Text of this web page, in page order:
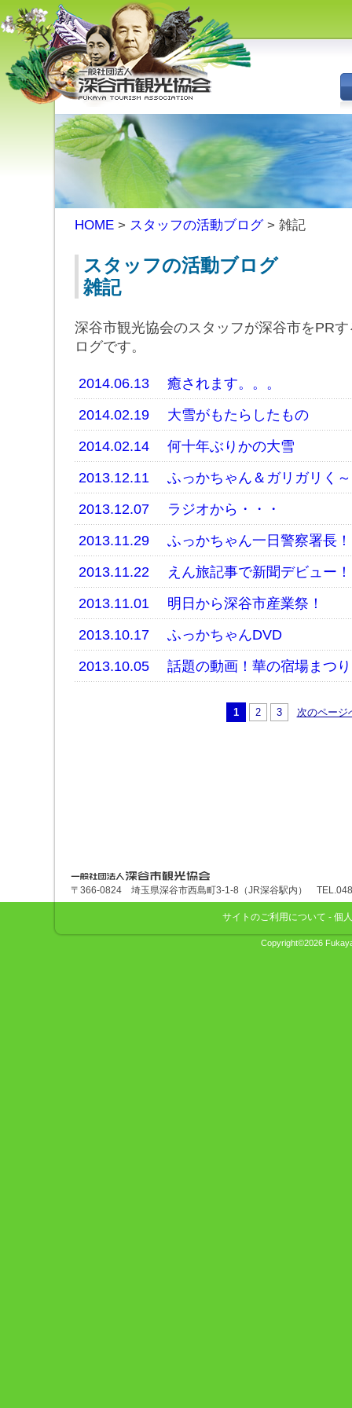
（旧深谷市・岡部町・花園町・
川本町）の観光情報
HOME > スタッフの活動ブログ> 雑記
スタッフの活動ブログ
雑記
深谷市観光協会のスタッフが深谷市をPR
ログです。
2014.06.13
癒されます。。。
2014.02.19
大雪がもたらしたもの
2014.02.14
何十年ぶりかの大雪
2013.12.11
ふっかちゃん＆ガリガリく
2013.12.07
ラジオから・・・
2013.11.29
ふっかちゃん一日警察署長！
2013.11.22
えん旅記事で新聞デビュー
2013.11.01
明日から深谷市産業祭！
2013.10.17
ふっかちゃんDVD
2013.10.05
話題の動画！華の宿場まつり
1 2 3 次のページ
深谷市観光協会
〒366-0824 埼玉県深谷市西島町3-1-8（JR深谷駅内）
サイトのご利用について - 個
Copyright©2026